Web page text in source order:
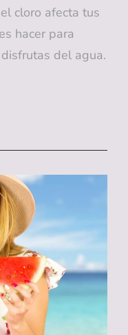
cloro afecta tus
hacer para
del agua.